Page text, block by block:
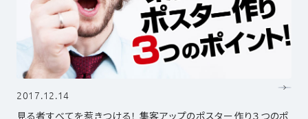
2017.12.14
見る者すべてを惹きつける！ 集客アップのポスター作り３つのポ